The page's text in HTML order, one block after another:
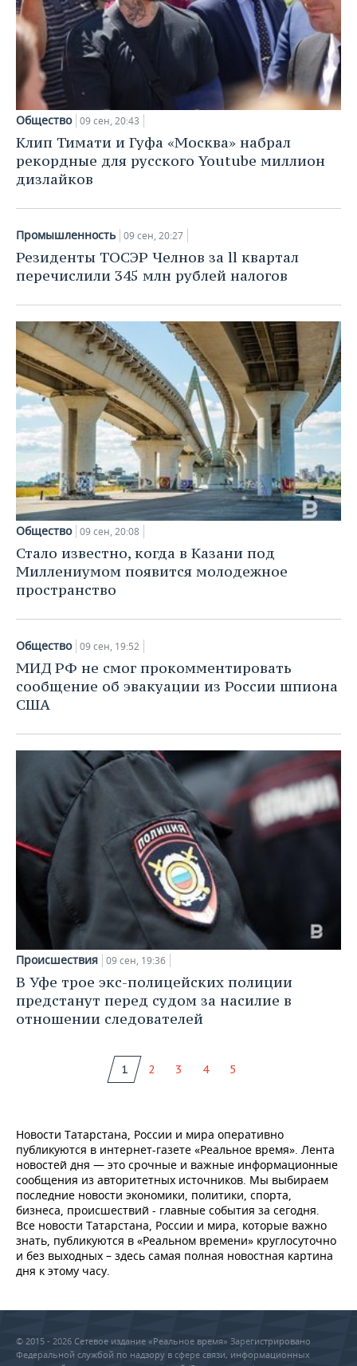
Общество 09 сен, 20:43
Клип Тимати и Гуфа «Москва» набрал
рекордные для русского Youtube миллион
дизлайков
Промышленность 09 сен, 20:27
Резиденты ТОСЭР Челнов за ll квартал
перечислили 345 млн рублей налогов
Общество 09 сен, 20:08
Стало известно, когда в Казани под
Миллениумом появится молодежное
пространство
Общество 09 сен, 19:52
МИД РФ не смог прокомментировать
сообщение об эвакуации из России шпиона
США
Происшествия 09 сен, 19:36
В Уфе трое экс-полицейских полиции
предстанут перед судом за насилие в
отношении следователей
1 2 3 4 5
Новости Татарстана, России и мира оперативно
публикуются в интернет-газете «Реальное время». Лента
новостей дня — это срочные и важные информационные
сообщения из авторитетных источников. Мы выбираем
последние новости экономики, политики, спорта,
бизнеса, происшествий - главные события за сегодня.
Все новости Татарстана, России и мира, которые важно
знать, публикуются в «Реальном времени» круглосуточно
и без выходных – здесь самая полная новостная картина
дня к этому часу.
© 2015 - 2026 Сетевое издание «Реальное время» Зарегистрировано
Федеральной службой по надзору в сфере связи, информационных